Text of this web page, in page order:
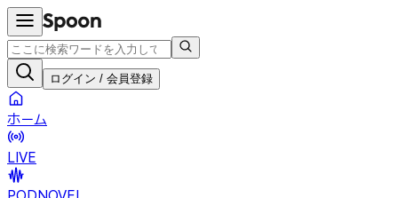
ログイン / 会員登録
ホーム
LIVE